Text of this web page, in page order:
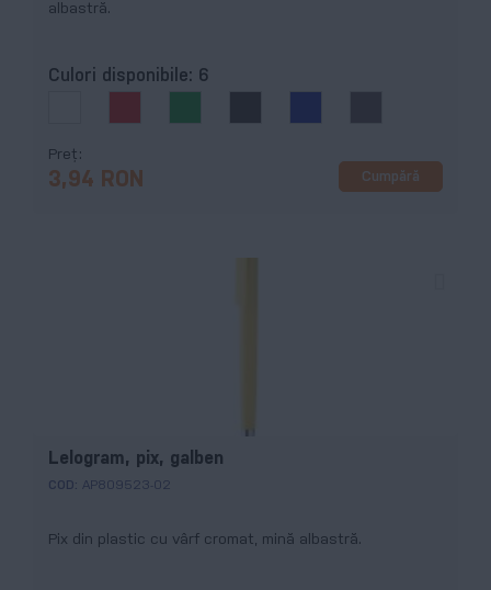
albastră.
Culori disponibile: 6
Preț
3,94 RON Cumpără
Lelogram, pix, galben
COD: AP809523-02
Pix din plastic cu vârf cromat, mină albastră.